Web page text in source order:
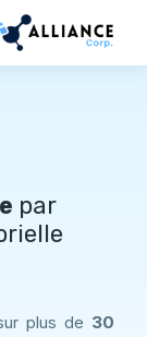
par
plus de 30